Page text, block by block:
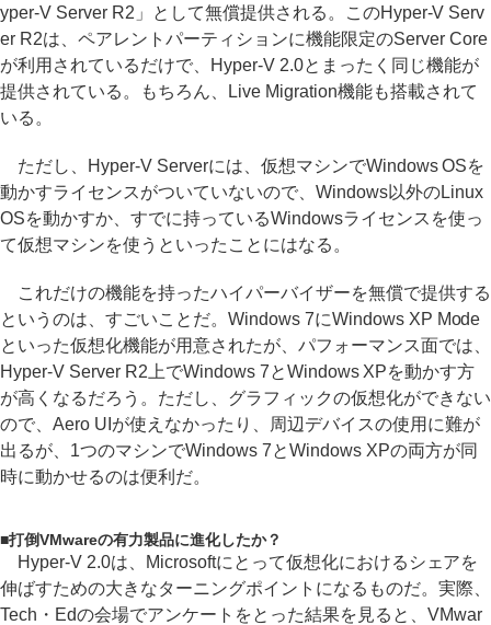
yper-V Server R2」として無償提供される。このHyper-V Serv
er R2は、ペアレントパーティションに機能限定のServer Core
が利用されているだけで、Hyper-V 2.0とまったく同じ機能が
提供されている。もちろん、Live Migration機能も搭載されて
いる。
ただし、Hyper-V Serverには、仮想マシンでWindows OSを
動かすライセンスがついていないので、Windows以外のLinux
OSを動かすか、すでに持っているWindowsライセンスを使っ
て仮想マシンを使うといったことにはなる。
これだけの機能を持ったハイパーバイザーを無償で提供する
というのは、すごいことだ。Windows 7にWindows XP Mode
といった仮想化機能が用意されたが、パフォーマンス面では、
Hyper-V Server R2上でWindows 7とWindows XPを動かす方
が高くなるだろう。ただし、グラフィックの仮想化ができない
ので、Aero UIが使えなかったり、周辺デバイスの使用に難が
出るが、1つのマシンでWindows 7とWindows XPの両方が同
時に動かせるのは便利だ。
■打倒VMwareの有力製品に進化したか？
Hyper-V 2.0は、Microsoftにとって仮想化におけるシェアを
伸ばすための大きなターニングポイントになるものだ。実際、
Tech・Edの会場でアンケートをとった結果を見ると、VMwar